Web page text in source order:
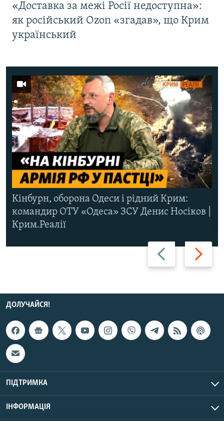
«Доставка за межі Росії недоступна»:
як російський Ozon «згадав», що Крим
український
Назад Вперед
Кінбурн, оборона Одеси і рідний Крим:
командир ОТУ «Одеса» ЗСУ Денис Носіков |
Крим.Реалії
ДОЛУЧАЙСЯ!
ПІДТРИМКА
ІНФОРМАЦІЯ